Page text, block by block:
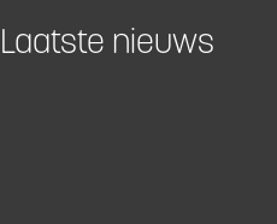
Laatste nieuws